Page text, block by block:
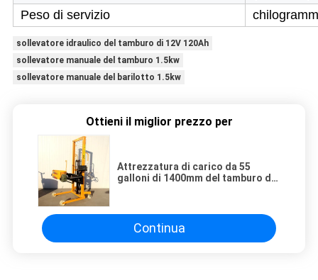
Peso di servizio
sollevatore idraulico del tamburo di 12V 120Ah
sollevatore manuale del tamburo 1.5kw
sollevatore manuale del barilotto 1.5kw
Ottieni il miglior prezzo per
Attrezzatura di carico da 55
galloni di 1400mm del tamburo del
Continua